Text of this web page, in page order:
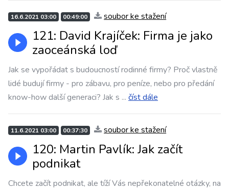
16.6.2021 03:00 00:49:00 soubor ke stažení
121: David Krajíček: Firma je jako
zaoceánská loď
Jak se vypořádat s budoucností rodinné firmy? Proč vlastně
lidé budují firmy - pro zábavu, pro peníze, nebo pro předání
know-how další generaci? Jak s ... číst dále
11.6.2021 03:00 00:37:30 soubor ke stažení
120: Martin Pavlík: Jak začít
podnikat
Chcete začít podnikat, ale tíží Vás nepřekonatelné otázky, na